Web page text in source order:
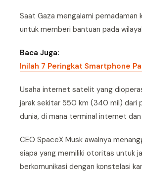
Saat Gaza mengalami pemadaman
untuk memberi bantuan pada
Baca Juga:
Inilah 7 Peringkat Smartphone
Usaha internet satelit yang
jarak sekitar 550 km (340 mil) dari
dunia, di mana terminal internet
CEO SpaceX Musk awalnya
siapa yang memiliki otoritas untuk
berkomunikasi dengan konstelasi